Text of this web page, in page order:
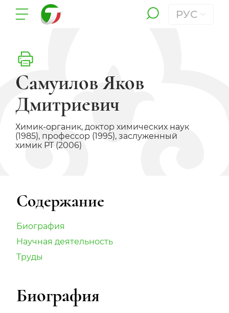
РУС
Самуилов Яков
Дмитриевич
Химик-органик, доктор химических наук
(1985), профессор (1995), заслуженный
химик РТ (2006)
Содержание
Биография
Научная деятельность
Труды
Биография